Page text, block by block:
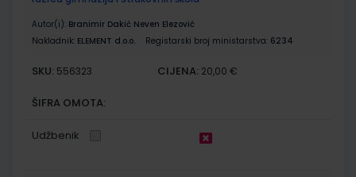
Autor(i): Branimir Dakić Neven Elezović
Nakladnik: ELEMENT d.o.o. Registarski broj ministarstva: 6234
SKU: 556323 CIJENA: 20,00 €
ŠIFRA OMOTA:
Udžbenik